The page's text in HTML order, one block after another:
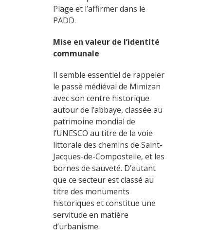
Plage et l’affirmer dans le
PADD.
Mise en valeur de l’identité
communale
Il semble essentiel de rappeler
le passé médiéval de Mimizan
avec son centre historique
autour de l’abbaye, classée au
patrimoine mondial de
l’UNESCO au titre de la voie
littorale des chemins de Saint-
Jacques-de-Compostelle, et les
bornes de sauveté. D’autant
que ce secteur est classé au
titre des monuments
historiques et constitue une
servitude en matière
d’urbanisme.